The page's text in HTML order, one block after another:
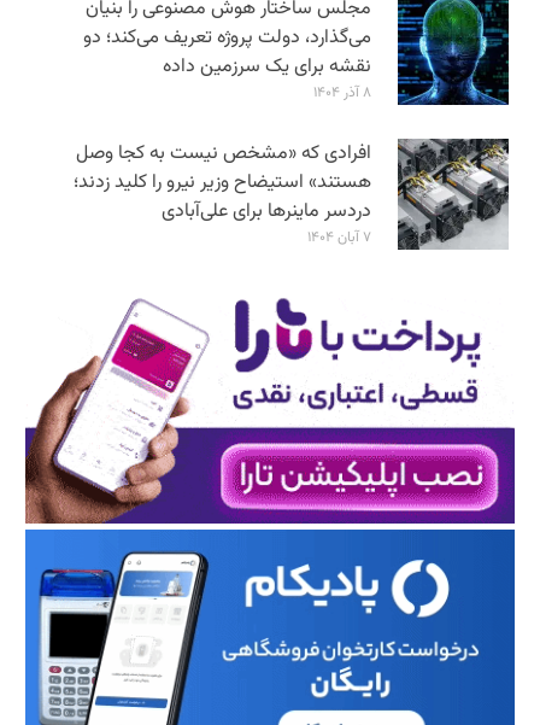
مجلس ساختار هوش مصنوعی را بنیان
می‌گذارد، دولت پروژه تعریف می‌کند؛ دو
نقشه برای یک سرزمین داده
۸ آذر ۱۴۰۴
افرادی که «مشخص نیست به کجا وصل
هستند» استیضاح وزیر نیرو را کلید زدند؛
دردسر ماینرها برای علی‌آبادی
۷ آبان ۱۴۰۴